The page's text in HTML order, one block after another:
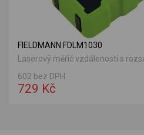
FIELDMANN FDLM1030
Laserový měřič vzdálenosti s
602 bez DPH
729 Kč